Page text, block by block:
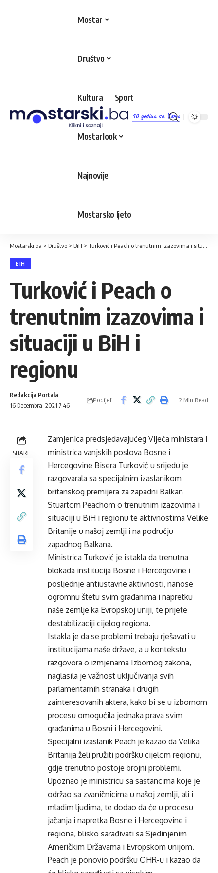
10 godina sa Vama
Mostar
Društvo
Kultura Sport
Mostarlook
Najnovije
Mostarsko ljeto
Mostarski.ba > Društvo > BiH > Turković i Peach o trenutnim izazovima i situaciji u BiH i regionu
BIH
Turković i Peach o
trenutnim izazovima i
situaciji u BiH i
regionu
16 Decembra, 2021 7:46
Redakcija Portala
Podijeli 2 Min Read
SHARE
Zamjenica predsjedavajućeg Vijeća ministara i
ministrica vanjskih poslova Bosne i
Hercegovine Bisera Turković u srijedu je
razgovarala sa specijalnim izaslanikom
britanskog premijera za zapadni Balkan
Stuartom Peachom o trenutnim izazovima i
situaciji u BiH i regionu te aktivnostima Velike
Britanije u našoj zemlji i na području
zapadnog Balkana.
Ministrica Turković je istakla da trenutna
blokada institucija Bosne i Hercegovine i
posljednje antiustavne aktivnosti, nanose
ogromnu štetu svim građanima i napretku
naše zemlje ka Evropskoj uniji, te prijete
destabilizaciji cijelog regiona.
Istakla je da se problemi trebaju rješavati u
institucijama naše države, a u kontekstu
razgovora o izmjenama Izbornog zakona,
naglasila je važnost uključivanja svih
parlamentarnih stranaka i drugih
zainteresovanih aktera, kako bi se u izbornom
procesu omogućila jednaka prava svim
građanima u Bosni i Hercegovini.
Specijalni izaslanik Peach je kazao da Velika
Britanija želi pružiti podršku cijelom regionu,
gdje trenutno postoje brojni problemi.
Upoznao je ministricu sa sastancima koje je
održao sa zvaničnicima u našoj zemlji, ali i
mladim ljudima, te dodao da će u procesu
jačanja i napretka Bosne i Hercegovine i
regiona, blisko sarađivati sa Sjedinjenim
Američkim Državama i Evropskom unijom.
Peach je ponovio podršku OHR-u i kazao da